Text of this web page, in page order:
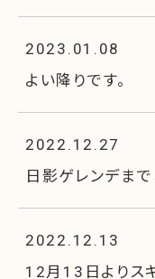
2023.01.08
よい降りです。
2022.12.27
日影ゲレンデまで
2022.12.13
12月13日よりス